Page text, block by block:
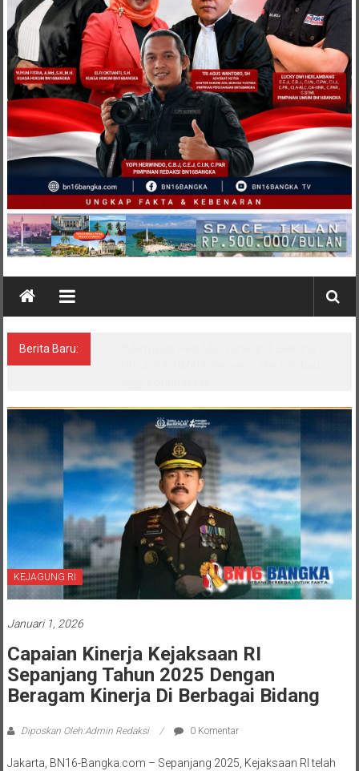
Berita Baru:
KEJAGUNG RI
Januari 1, 2026
Capaian Kinerja Kejaksaan RI
Sepanjang Tahun 2025 Dengan
Beragam Kinerja Di Berbagai Bidang
Diposkan Oleh:Admin Redaksi 0 Komentar
Jakarta, BN16-Bangka.com – Sepanjang 2025, Kejaksaan RI telah